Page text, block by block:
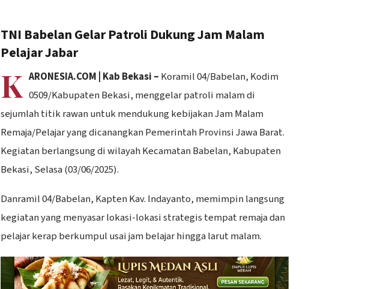
TNI Babelan Gelar Patroli Dukung Jam Malam
Pelajar Jabar
K ARONESIA.COM | Kab Bekasi – Koramil 04/Babelan, Kodim
0509/Kabupaten Bekasi, menggelar patroli malam di
sejumlah titik rawan untuk mendukung kebijakan Jam Malam
Remaja/Pelajar yang dicanangkan Pemerintah Provinsi Jawa Barat.
Kegiatan berlangsung di wilayah Kecamatan Babelan, Kabupaten
Bekasi, Selasa (03/06/2025).
Danramil 04/Babelan, Kapten Kav. Indayanto, memimpin langsung
kegiatan yang menyasar lokasi-lokasi strategis tempat remaja dan
pelajar kerap berkumpul usai jam belajar hingga larut malam.